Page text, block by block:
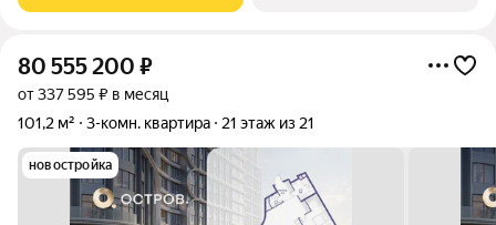
80 555 200 ₽
от 337 595 ₽ в месяц
101,2 м²
3-комн. квартира 21 этаж из 21
новостройка